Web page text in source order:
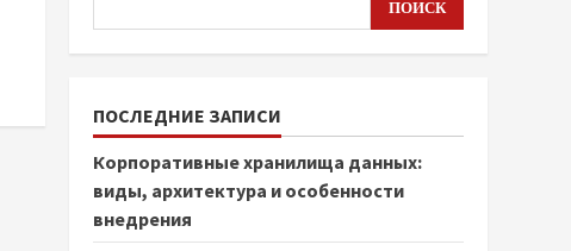
ПОИСК
ПОСЛЕДНИЕ ЗАПИСИ
Корпоративные хранилища данных:
виды, архитектура и особенности
внедрения